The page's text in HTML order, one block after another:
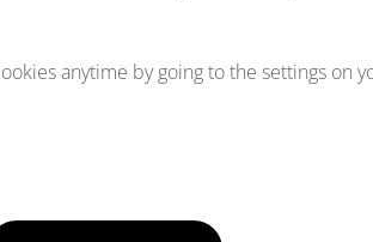
un site web. Ils peuvent être utilisés
anytime by going to the settings on